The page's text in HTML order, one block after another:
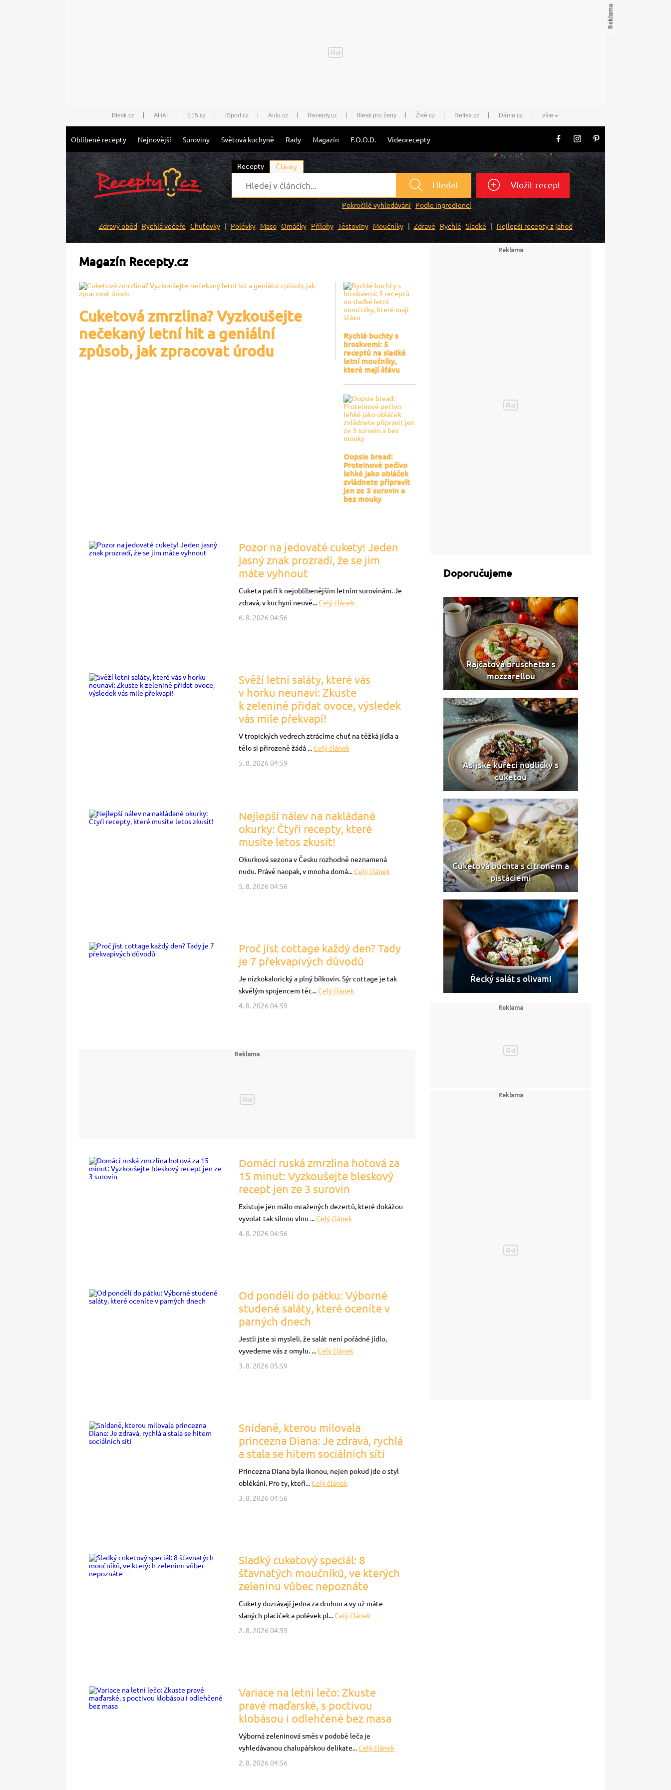
Blesk.cz AHA! E15.cz iSport.cz Auto.cz Recepty.cz Blesk pro ženy Živě.cz Reflex.cz Dáma.cz více
Oblíbené recepty Nejnovější Suroviny Světová kuchyně Rady Magazín F.O.O.D. Videorecepty
Recepty Články
Hledat
Pokročilé vyhledávání Podle ingrediencí
Vložit recept
Zdravý oběd Rychlá večeře Chuťovky Polévky Maso Omáčky Přílohy Těstoviny Moučníky Zdravé Rychlé Sladké Nejlepší recepty z jahod
Magazín Recepty.cz
Cuketová zmrzlina? Vyzkoušejte
nečekaný letní hit a geniální
způsob, jak zpracovat úrodu
Rychlé buchty s
broskvemi: 5
receptů na sladké
letní moučníky,
které mají šťávu
Oopsie bread:
Proteinové pečivo
lehké jako obláček
zvládnete připravit
jen ze 3 surovin a
bez mouky
Pozor na jedovaté cukety! Jeden
jasný znak prozradí, že se jim
máte vyhnout
Cuketa patří k nejoblíbenějším letním surovinám. Je
zdravá, v kuchyni neuvě...Celý článek
6. 8. 2026 04:56
Svěží letní saláty, které vás
v horku neunaví: Zkuste
k zelenině přidat ovoce, výsledek
vás mile překvapí!
V tropických vedrech ztrácíme chuť na těžká jídla a
tělo si přirozeně žádá ...Celý článek
5. 8. 2026 04:59
Nejlepší nálev na nakládané
okurky: Čtyři recepty, které
musíte letos zkusit!
Okurková sezona v Česku rozhodně neznamená
nudu. Právě naopak, v mnoha domá...Celý článek
5. 8. 2026 04:56
Proč jíst cottage každý den? Tady
je 7 překvapivých důvodů
Je nízkokalorický a plný bílkovin. Sýr cottage je tak
skvělým spojencem těc...Celý článek
4. 8. 2026 04:59
Domácí ruská zmrzlina hotová za
15 minut: Vyzkoušejte bleskový
recept jen ze 3 surovin
Existuje jen málo mražených dezertů, které dokážou
vyvolat tak silnou vlnu ...Celý článek
4. 8. 2026 04:56
Od pondělí do pátku: Výborné
studené saláty, které oceníte v
parných dnech
Jestli jste si mysleli, že salát není pořádné jídlo,
vyvedeme vás z omylu. ...Celý článek
3. 8. 2026 05:59
Snídaně, kterou milovala
princezna Diana: Je zdravá, rychlá
a stala se hitem sociálních sítí
Princezna Diana byla ikonou, nejen pokud jde o styl
oblékání. Pro ty, kteří...Celý článek
3. 8. 2026 04:56
Sladký cuketový speciál: 8
šťavnatých moučníků, ve kterých
zeleninu vůbec nepoznáte
Cukety dozrávají jedna za druhou a vy už máte
slaných placiček a polévek pl...Celý článek
2. 8. 2026 04:59
Variace na letní lečo: Zkuste
pravé maďarské, s poctivou
klobásou i odlehčené bez masa
Výborná zeleninová směs v podobě leča je
vyhledávanou chalupářskou delikate...Celý článek
2. 8. 2026 04:56
Doporučujeme
Rajčatová bruschetta s
mozzarellou
Asijské kuřecí nudličky s
cuketou
Cuketová buchta s citronem a
pistáciemi
Řecký salát s olivami